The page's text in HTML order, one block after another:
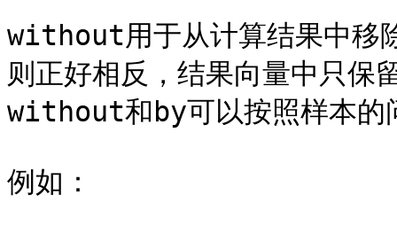
without用于从计算结果中移
则正好相反，结果向量中只保
without和by可以按照样本的
例如：